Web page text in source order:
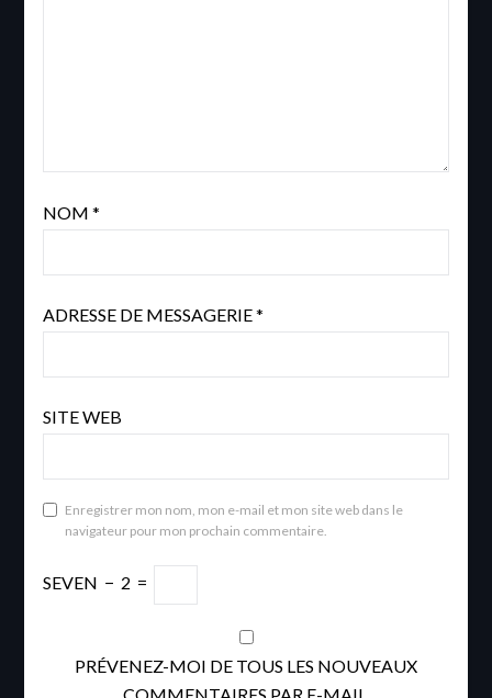
NOM *
ADRESSE DE MESSAGERIE*
SITE WEB
Enregistrer mon nom, mon e-mail et mon site web dans le
navigateur pour mon prochain commentaire.
SEVEN − 2 =
PRÉVENEZ-MOI DE TOUS LES NOUVEAUX